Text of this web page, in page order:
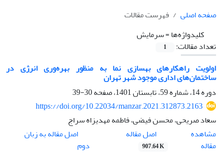
صفحه اصلی
فهرست مقالات
کلیدواژه‌ها =سرمایش
تعداد مقالات:
1
اولویت راهکارهای بهسازی نما به منظور بهره‌وری انرژی در
ساختمان‌های اداری موجود شهر تهران
دوره 14، شماره 59، تابستان 1401، صفحه
30-39
https://doi.org/10.22034/manzar.2021.312873.2163
سعاد صریحی، محسن فیضی، فاطمه مهدیزاه سراج
مشاهده
مقاله
اصل مقاله
907.64 K
اصل مقاله به زبان
دوم